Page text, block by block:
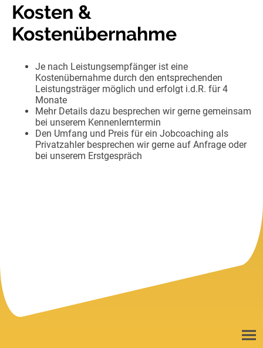
Kosten &
Kostenübernahme
Je nach Leistungsempfänger ist eine
Kostenübernahme durch den entsprechenden
Leistungsträger möglich und erfolgt i.d.R. für 4
Monate
Mehr Details dazu besprechen wir gerne gemeinsam
bei unserem Kennenlerntermin
Den Umfang und Preis für ein Jobcoaching als
Privatzahler besprechen wir gerne auf Anfrage oder
bei unserem Erstgespräch